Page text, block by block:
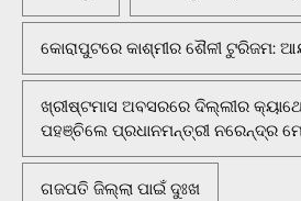
କୋରାପୁଟରେ କାଶ୍ମୀର ଶୈଳୀ ଟୁରିଜମ:
ଖ୍ରୀଷ୍ଟମାସ ଅବସରରେ ଦିଲ୍ଲୀର
ପହଞ୍ଚିଲେ ପ୍ରଧାନମନ୍ତ୍ରୀ ନରେନ୍ଦ୍ର
ଗଜପତି ଜିଲ୍ଲା ପାଇଁ ଦୁଃଖ